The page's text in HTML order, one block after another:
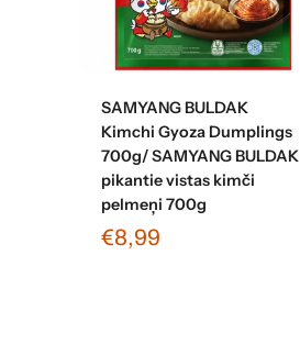
SAMYANG BULDAK
Kimchi Gyoza Dumplings
700g/ SAMYANG BULDAK
pikantie vistas kimči
pelmeņi 700g
€8,99